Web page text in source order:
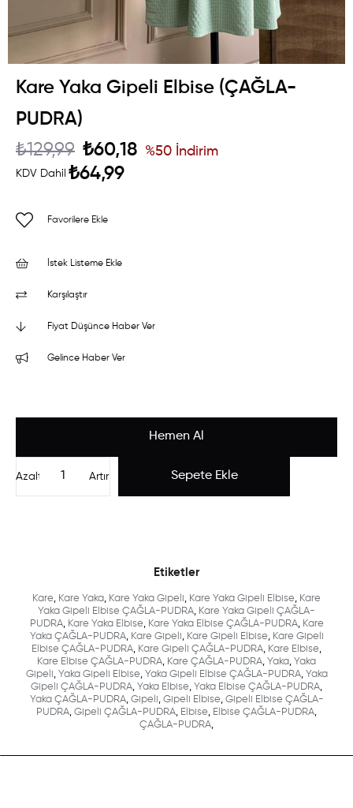
Kare Yaka Gipeli Elbise (ÇAĞLA-
PUDRA)
₺129,99 ₺60,18
KDV Dahil ₺64,99
%50 İndirim
Favorilere Ekle
İstek Listeme Ekle
Karşılaştır
Fiyat Düşünce Haber Ver
Gelince Haber Ver
Artır
Azalt
Etiketler
Kare, Kare Yaka, Kare Yaka Gipeli, Kare Yaka Gipeli Elbise, Kare
Yaka Gipeli Elbise ÇAĞLA-PUDRA, Kare Yaka Gipeli ÇAĞLA-
PUDRA, Kare Yaka Elbise, Kare Yaka Elbise ÇAĞLA-PUDRA, Kare
Yaka ÇAĞLA-PUDRA, Kare Gipeli, Kare Gipeli Elbise, Kare Gipeli
Elbise ÇAĞLA-PUDRA, Kare Gipeli ÇAĞLA-PUDRA, Kare Elbise,
Kare Elbise ÇAĞLA-PUDRA, Kare ÇAĞLA-PUDRA, Yaka, Yaka
Gipeli, Yaka Gipeli Elbise, Yaka Gipeli Elbise ÇAĞLA-PUDRA, Yaka
Gipeli ÇAĞLA-PUDRA, Yaka Elbise, Yaka Elbise ÇAĞLA-PUDRA,
Yaka ÇAĞLA-PUDRA, Gipeli, Gipeli Elbise, Gipeli Elbise ÇAĞLA-
PUDRA, Gipeli ÇAĞLA-PUDRA, Elbise, Elbise ÇAĞLA-PUDRA,
ÇAĞLA-PUDRA,